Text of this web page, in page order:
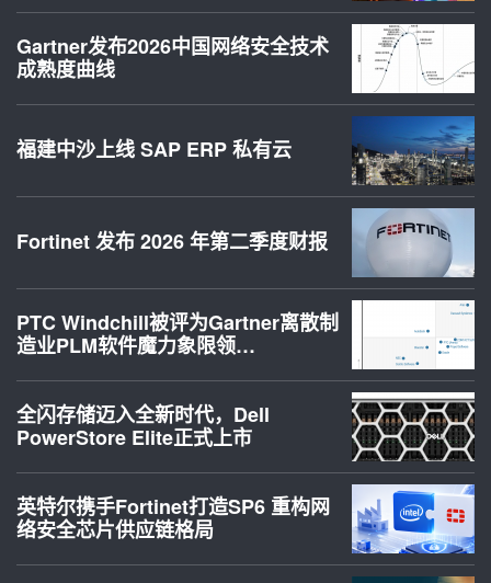
Gartner发布2026中国网络安全技术
成熟度曲线
福建中沙上线 SAP ERP 私有云
Fortinet 发布 2026 年第二季度财报
PTC Windchill被评为Gartner离散制
造业PLM软件魔力象限领…
全闪存储迈入全新时代，Dell
PowerStore Elite正式上市
英特尔携手Fortinet打造SP6 重构网
络安全芯片供应链格局